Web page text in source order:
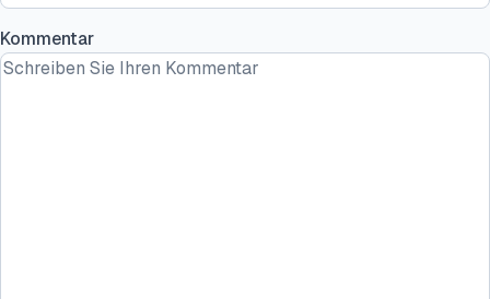
Kommentar